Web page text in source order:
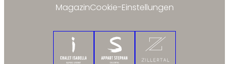
MagazinCookie-Einstellungen
Chalet IsabellaAppart StephanZillertal Suites